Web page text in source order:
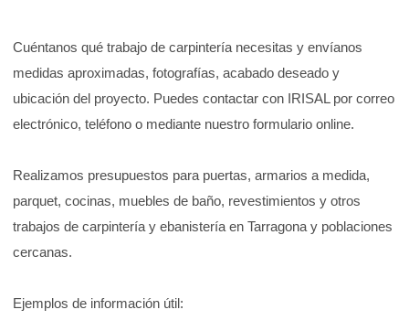
Cuéntanos qué trabajo de carpintería necesitas y envíanos
medidas aproximadas, fotografías, acabado deseado y
ubicación del proyecto. Puedes contactar con IRISAL por correo
electrónico, teléfono o mediante nuestro formulario online.
Realizamos presupuestos para puertas, armarios a medida,
parquet, cocinas, muebles de baño, revestimientos y otros
trabajos de carpintería y ebanistería en Tarragona y poblaciones
cercanas.
Ejemplos de información útil: